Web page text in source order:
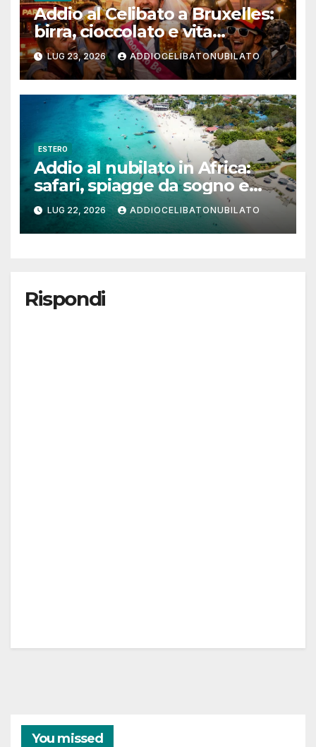
Addio al Celibato a Bruxelles:
birra, cioccolato e vita
notturna per un weekend
indimenticabile
LUG 23, 2026 ADDIOCELIBATONUBILATO
ESTERO
Addio al nubilato in Africa:
safari, spiagge da sogno e
città magiche
LUG 22, 2026 ADDIOCELIBATONUBILATO
Rispondi
You missed